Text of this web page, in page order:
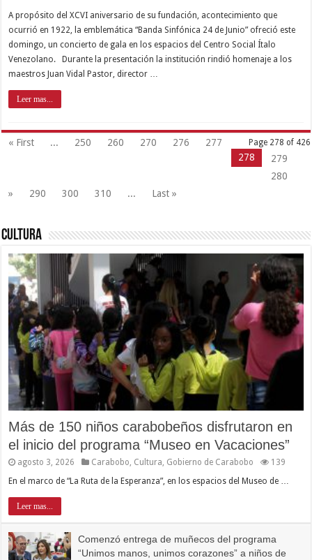
A propósito del XCVI aniversario de su fundación, acontecimiento que
ocurrió en 1922, la emblemática “Banda Sinfónica 24 de Junio” ofreció este
domingo, un concierto de gala en los espacios del Centro Social Ítalo
Venezolano. Durante la presentación la institución rindió homenaje a los
maestros Juan Vidal Pastor, director …
Leer mas...
Page 278 of 426
« First ... 250 260 270 276
277
278
279
280
»
290 300 310 ... Last »
Cultura
Más de 150 niños carabobeños disfrutaron en
el inicio del programa “Museo en Vacaciones”
agosto 3, 2026 Carabobo, Cultura, Gobierno de Carabobo
139
En el marco de “La Ruta de la Esperanza”, en los espacios del Museo de …
Leer mas...
Comenzó entrega de muñecos del programa
“Unimos manos, unimos corazones” a niños de